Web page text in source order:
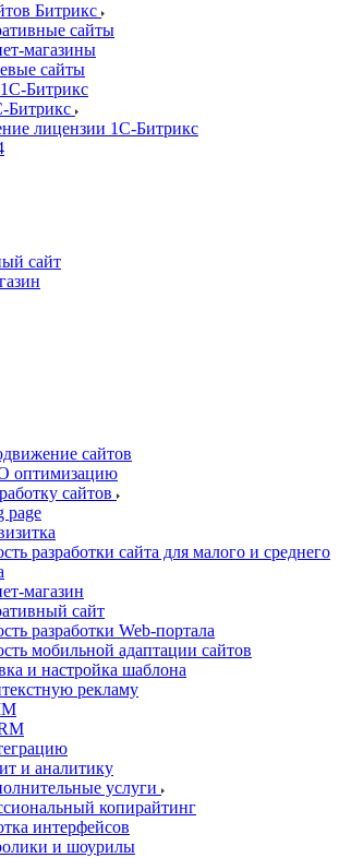
Битрикс
сайты
магазины
сайты
Битрикс
лицензии 1С-Битрикс
сайт
сайтов
оптимизацию
сайтов
page
разработки сайта для малого и среднего
магазин
сайт
разработки Web-портала
мобильной адаптации сайтов
и настройка шаблона
рекламу
и аналитику
услуги
копирайтинг
интерфейсов
и шоурилы